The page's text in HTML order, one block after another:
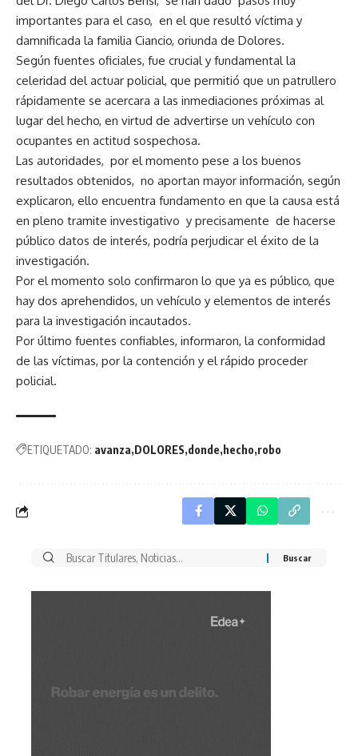
importantes para el caso, en el que resultó víctima y
damnificada la familia Ciancio, oriunda de Dolores.
Según fuentes oficiales, fue crucial y fundamental la
celeridad del actuar policial, que permitió que un patrullero
rápidamente se acercara a las inmediaciones próximas al
lugar del hecho, en virtud de advertirse un vehículo con
ocupantes en actitud sospechosa.
Las autoridades, por el momento pese a los buenos
resultados obtenidos, no aportan mayor información, según
explicaron, ello encuentra fundamento en que la causa está
en pleno tramite investigativo y precisamente de hacerse
público datos de interés, podría perjudicar el éxito de la
investigación.
Por el momento solo confirmaron lo que ya es público, que
hay dos aprehendidos, un vehículo y elementos de interés
para la investigación incautados.
Por último fuentes confiables, informaron, la conformidad
de las víctimas, por la contención y el rápido proceder
policial.
ETIQUETADO: avanza DOLORES donde hecho robo
Buscar